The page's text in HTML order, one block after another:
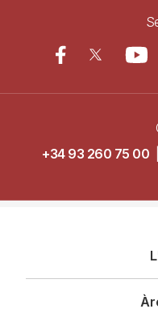
+34 93 260 75 00
principal